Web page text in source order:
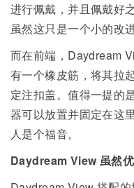
进行佩戴，并且佩戴好
虽然这只是一个小的改
而在前端，Daydream
有一个橡皮筋，将其拉
定注扣盖。值得一提的
器可以放置并固定在这
人是个福音。
Daydream View 虽然